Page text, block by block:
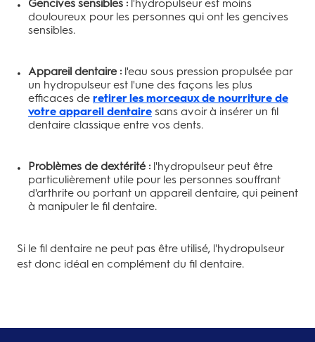
Gencives sensibles : l'hydropulseur est moins
douloureux pour les personnes qui ont les gencives
sensibles.
Appareil dentaire : l'eau sous pression propulsée par
un hydropulseur est l'une des façons les plus
efficaces de retirer les morceaux de nourriture de
votre appareil dentaire sans avoir à insérer un fil
dentaire classique entre vos dents.
Problèmes de dextérité : l'hydropulseur peut être
particulièrement utile pour les personnes souffrant
d'arthrite ou portant un appareil dentaire, qui peinent
à manipuler le fil dentaire.
Si le fil dentaire ne peut pas être utilisé, l'hydropulseur
est donc idéal en complément du fil dentaire.